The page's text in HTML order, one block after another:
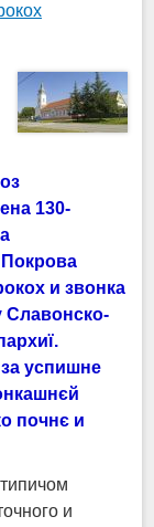
130-
Покрова
и звонка
Славонско-
успишне
почнє и
и